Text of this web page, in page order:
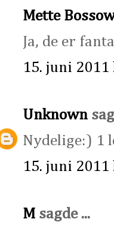
Mette
Ja, de er
15. juni 2011
Unknown
Nydelige:) 1
15. juni 2011
M sagde ...